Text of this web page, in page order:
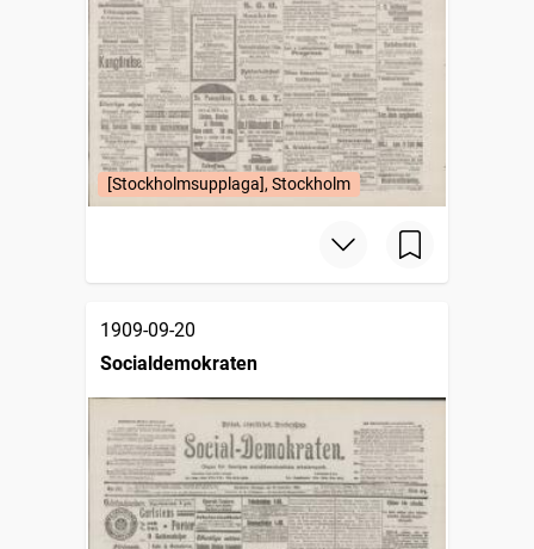
[Stockholmsupplaga], Stockholm
1909-09-20
Socialdemokraten